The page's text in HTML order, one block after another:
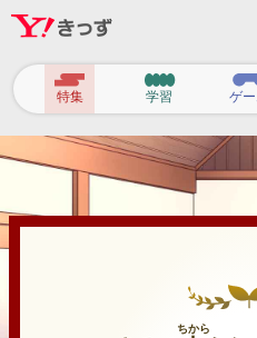
ヘ
ッ
ダ
ナ
ビ
特集 学習 ゲ
ちから